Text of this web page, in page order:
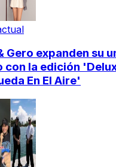
Gero expanden su
con la edición
En El Aire'